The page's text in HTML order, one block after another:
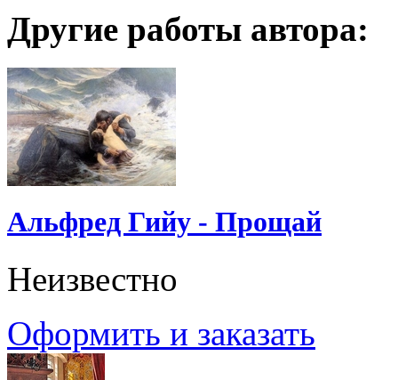
Другие работы автора:
Альфред Гийу - Прощай
Неизвестно
Оформить и заказать